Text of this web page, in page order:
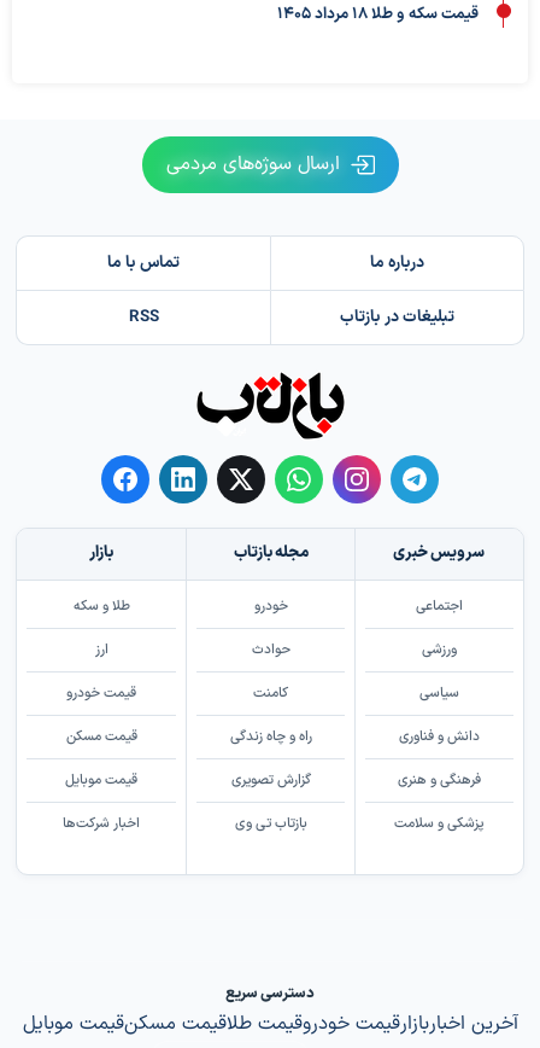
قیمت سکه و طلا 18 مرداد 1405
ارسال سوژه‌های مردمی
درباره ما تماس با ما
تبلیغات در بازتاب RSS
سرویس خبری
اجتماعی
ورزشی
سیاسی
دانش و فناوری
فرهنگی و هنری
پزشکی و سلامت
مجله بازتاب
خودرو
حوادث
کامنت
راه و چاه زندگی
گزارش تصویری
بازتاب تی وی
بازار
طلا و سکه
ارز
قیمت خودرو
قیمت مسکن
قیمت موبایل
اخبار شرکت‌ها
دسترسی سریع
آخرین اخباربازارقیمت خودروقیمت طلاقیمت مسکنقیمت موبایل